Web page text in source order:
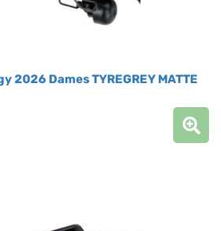
2026 Dames TYREGREY MATTE